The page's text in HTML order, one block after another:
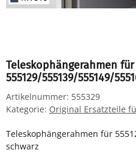
Teleskophängerahmen
555129/555139/555149/
Artikelnummer: 555329
Kategorie: Original Ersatzteile
Teleskophängerahmen für
schwarz